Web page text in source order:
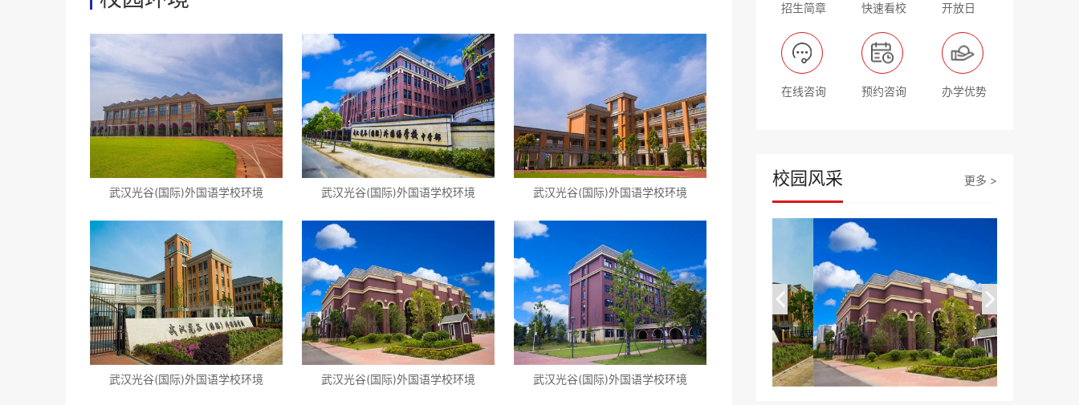
武汉光谷(国际)外国语学校环境 武汉光谷(国际)外国语学校环境 武汉光谷(国际)外国语学校环境
武汉光谷(国际)外国语学校环境 武汉光谷(国际)外国语学校环境 武汉光谷(国际)外国语学校环境
招生简章 快速看校 开放日
在线咨询 预约咨询 办学优势
校园风采 更多 >